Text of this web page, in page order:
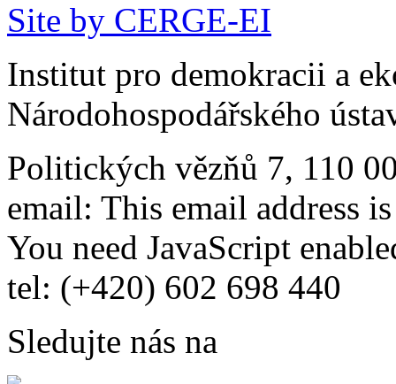
Site by CERGE-EI
Institut pro demokracii a
Národohospodářského
Politických vězňů 7, 110
email: This email address
You need JavaScript
tel: (+420) 602 698 440
Sledujte nás na